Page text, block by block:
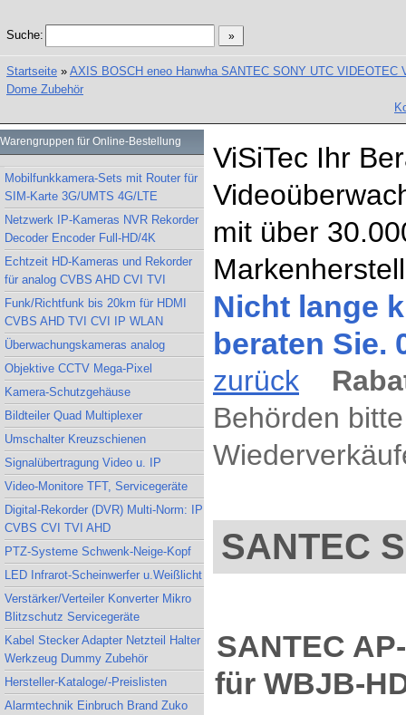
Suche:
Startseite » AXIS BOSCH eneo Hanwha SANTEC SONY UTC VIDEOTEC
Dome Zubehör
Warengruppen für Online-Bestellung
Mobilfunkkamera-Sets mit Router für
SIM-Karte 3G/UMTS 4G/LTE
Netzwerk IP-Kameras NVR Rekorder
Decoder Encoder Full-HD/4K
Echtzeit HD-Kameras und Rekorder
für analog CVBS AHD CVI TVI
Funk/Richtfunk bis 20km für HDMI
CVBS AHD TVI CVI IP WLAN
Überwachungskameras analog
Objektive CCTV Mega-Pixel
Kamera-Schutzgehäuse
Bildteiler Quad Multiplexer
Umschalter Kreuzschienen
Signalübertragung Video u. IP
Video-Monitore TFT, Servicegeräte
Digital-Rekorder (DVR) Multi-Norm: IP
CVBS CVI TVI AHD
PTZ-Systeme Schwenk-Neige-Kopf
LED Infrarot-Scheinwerfer u.Weißlicht
Verstärker/Verteiler Konverter Mikro
Blitzschutz Servicegeräte
Kabel Stecker Adapter Netzteil Halter
Werkzeug Dummy Zubehör
Hersteller-Kataloge/-Preislisten
Alarmtechnik Einbruch Brand Zuko
ViSiTec Ihr
mit über
Nicht lange
beraten Sie.
zurück
Behörden
SANTEC
SANTEC
für WBJB-